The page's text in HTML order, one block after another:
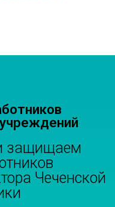
защищаем
Чеченской